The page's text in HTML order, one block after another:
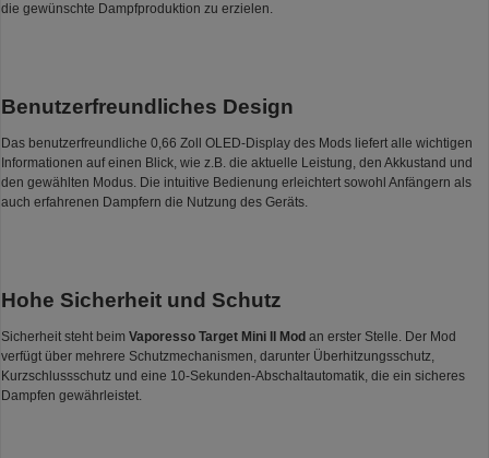
die gewünschte Dampfproduktion zu erzielen.
Benutzerfreundliches Design
Das benutzerfreundliche 0,66 Zoll OLED-Display des Mods liefert alle wichtigen
Informationen auf einen Blick, wie z.B. die aktuelle Leistung, den Akkustand und
den gewählten Modus. Die intuitive Bedienung erleichtert sowohl Anfängern als
auch erfahrenen Dampfern die Nutzung des Geräts.
Hohe Sicherheit und Schutz
Sicherheit steht beim Vaporesso Target Mini II Mod an erster Stelle. Der Mod
verfügt über mehrere Schutzmechanismen, darunter Überhitzungsschutz,
Kurzschlussschutz und eine 10-Sekunden-Abschaltautomatik, die ein sicheres
Dampfen gewährleistet.